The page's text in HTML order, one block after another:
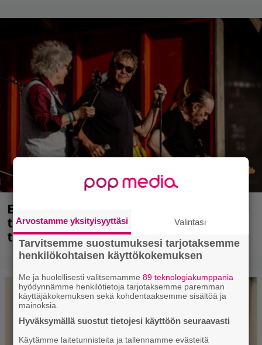
Eppu Normaalin viimeinen keikka
tänään – katso kuvagalleria torstailta
täältä
Arvostamme yksityisyyttäsi Valintasi
Tarvitsemme suostumuksesi tarjotaksemme
henkilökohtaisen käyttökokemuksen
Me ja huolellisesti valitsemamme89 teknologiakumppania
hyödynnämme henkilötietoja tarjotaksemme paremman
käyttäjäkokemuksen sekä kohdentaaksemme sisältöä ja
mainoksia.
Hyväksymällä suostut tietojesi käyttöön seuraavasti
Käytämme laitetunnisteita ja tallennamme evästeitä